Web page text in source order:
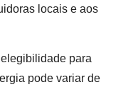
locais e aos
para
pode variar de